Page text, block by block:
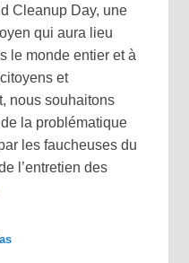
Cleanup Day, une
qui aura lieu
le monde entier et à
et
nous souhaitons
la problématique
les faucheuses du
l’entretien des